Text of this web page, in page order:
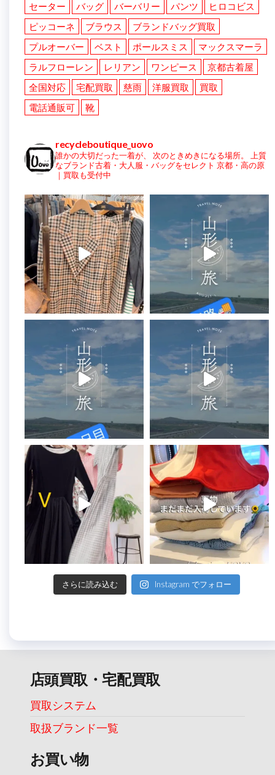
セーター
バッグ バーバリー パンツ
ヒロコビス
ピッコーネ
ブラウス
ブランドバッグ買取
プルオーバー
ベスト ポールスミス
マックスマーラ
ラルフローレン
レリアン ワンピース
京都古着屋
全国対応
宅配買取 慈雨 洋服買取
買取
電話通販可
靴
recycleboutique_uovo
誰かの大切だった一着が、 次のときめきになる場所。
上質
なブランド古着・大人服・バッグをセレクト 京都・高の原
｜買取も受付中
さらに読み込む Instagram でフォロー
店頭買取・宅配買取
買取システム
取扱ブランド一覧
お買い物